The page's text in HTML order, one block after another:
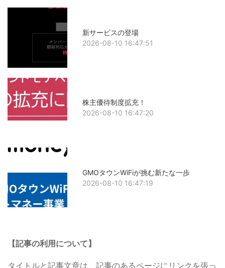
新サービスの登場
2026-08-10 16:47:51
株主優待制度拡充！
2026-08-10 16:47:20
GMOタウンWiFiが挑む新たな一歩
2026-08-10 16:47:19
【記事の利用について】
タイトルと記事文章は、記事のあるページにリンクを張っ